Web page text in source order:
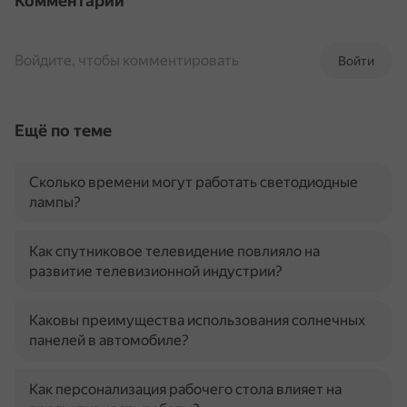
Войти
Войдите, чтобы комментировать
Ещё по теме
Сколько времени могут работать светодиодные
лампы?
Как спутниковое телевидение повлияло на
развитие телевизионной индустрии?
Каковы преимущества использования солнечных
панелей в автомобиле?
Как персонализация рабочего стола влияет на